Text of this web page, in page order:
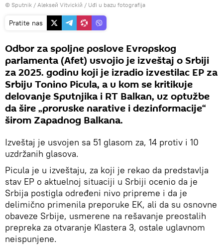
© Sputnik / Alekseй Vitvickiй / Uđi u bazu fotografija
Pratite nas
Odbor za spoljne poslove Evropskog
parlamenta (Afet) usvojio je izveštaj o Srbiji
za 2025. godinu koji je izradio izvestilac EP za
Srbiju Tonino Picula, a u kom se kritikuje
delovanje Sputnjika i RT Balkan, uz optužbe
da šire „proruske narative i dezinformacije“
širom Zapadnog Balkana.
Izveštaj je usvojen sa 51 glasom za, 14 protiv i 10
uzdržanih glasova.
Picula je u izveštaju, za koji je rekao da predstavlja
stav EP o aktuelnoj situaciji u Srbiji ocenio da je
Srbija postigla određeni nivo pripreme i da je
delimično primenila preporuke EK, ali da su osnovne
obaveze Srbije, usmerene na rešavanje preostalih
prepreka za otvaranje Klastera 3, ostale uglavnom
neispunjene.